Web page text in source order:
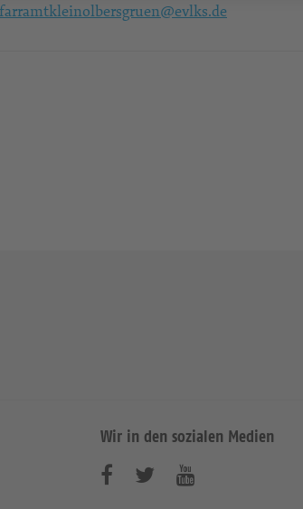
Wir in den sozialen Medien
B
B
B